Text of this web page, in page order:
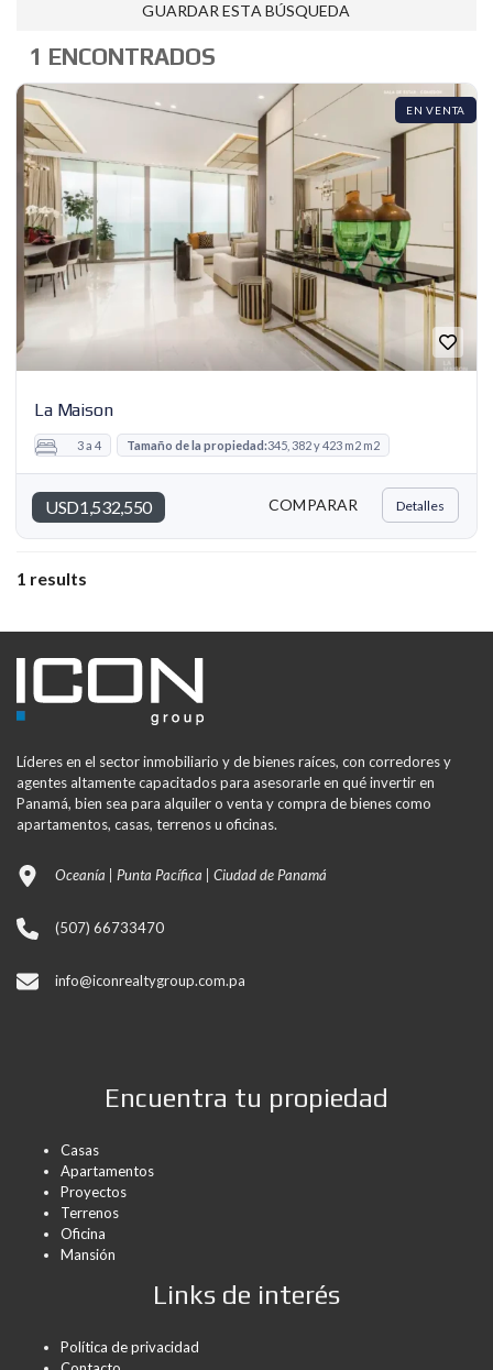
GUARDAR ESTA BÚSQUEDA
1 ENCONTRADOS
EN VENTA
La Maison
USD1,532,550
3 a 4 Tamaño de la propiedad:345, 382 y 423 m2 m2
COMPARAR Detalles
1 results
Líderes en el sector inmobiliario y de bienes raíces, con corredores y
agentes altamente capacitados para asesorarle en qué invertir en
Panamá, bien sea para alquiler o venta y compra de bienes como
apartamentos, casas, terrenos u oficinas.
Oceanía | Punta Pacífica | Ciudad de Panamá
(507) 66733470
info@iconrealtygroup.com.pa
Encuentra tu propiedad
Casas
Apartamentos
Proyectos
Terrenos
Oficina
Mansión
Links de interés
Política de privacidad